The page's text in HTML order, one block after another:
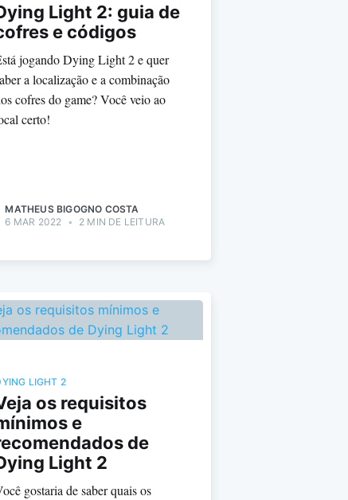
Light 2: guia de
e códigos
jogando Dying Light 2 e quer
a localização e a combinação
cofres do game? Você veio ao
certo!
MATHEUS BIGOGNO COSTA
6 MAR 2022
• 2 MIN DE LEITURA
LIGHT 2
os requisitos
e
de
Light 2
gostaria de saber quais os